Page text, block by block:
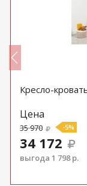
Кресло-
Цена
35 970 -5%
34 172
выгода 1 798 р.